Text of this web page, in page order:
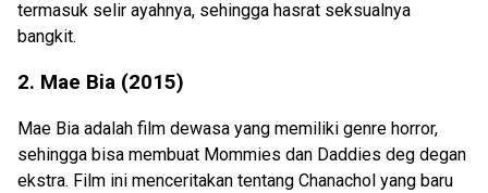
termasuk selir ayahnya, sehingga hasrat seksualnya
bangkit.
2. Mae Bia (2015)
Mae Bia adalah film dewasa yang memiliki genre horror,
sehingga bisa membuat Mommies dan Daddies deg degan
ekstra. Film ini menceritakan tentang Chanachol yang baru